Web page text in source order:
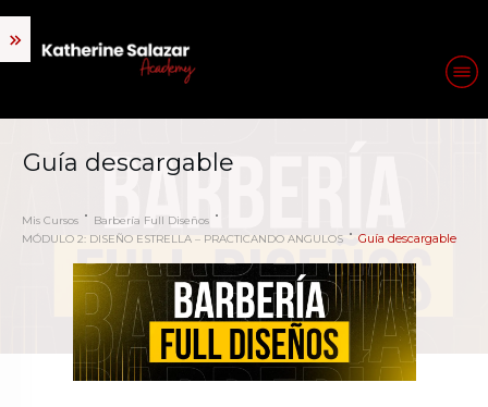
Guía descargable
Mis Cursos
Barbería Full Diseños
MÓDULO 2: DISEÑO ESTRELLA – PRACTICANDO ANGULOS
Guía descargable